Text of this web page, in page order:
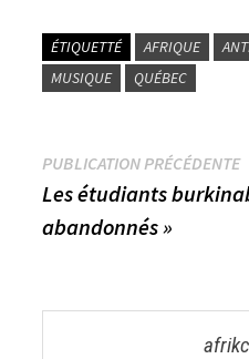
ÉTIQUETTÉ AFRIQUE
MUSIQUE
QUÉBEC
Navigation
de
PUBLICATION PRÉCÉDENTE
Les étudiants
abandonnés »